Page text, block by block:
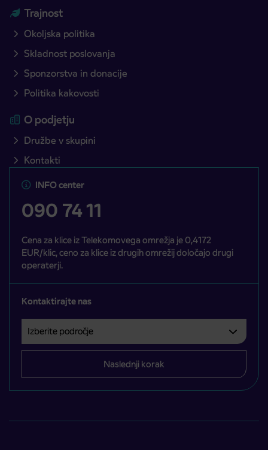
Trajnost
Okoljska politika
Skladnost poslovanja
Sponzorstva in donacije
Politika kakovosti
O podjetju
Družbe v skupini
Kontakti
INFO center
090 74 11
Cena za klice iz Telekomovega omrežja je 0,4172
EUR/klic, ceno za klice iz drugih omrežij določajo drugi
operaterji.
Kontaktirajte nas
Izberite področje
Področje je obvezno izbrati.
Naslednji korak